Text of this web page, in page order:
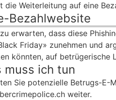
die Weiterleitung auf eine
Bezahlwebsite
erwarten, dass diese
Friday» zunehmen und
könnten, auf betrügerische
muss ich tun
Sie potenzielle Betrugs-E-
weiter.